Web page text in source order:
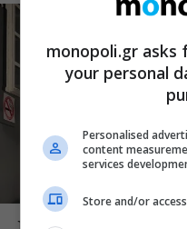
monopoli.gr asks
your personal
Personalised
content
services
Store and/or